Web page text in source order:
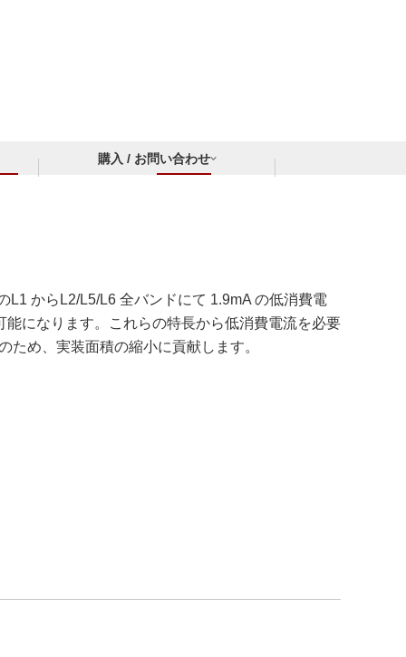
購入 / お問い合わせ
からL2/L5/L6 全バンドにて 1.9mA の低消費電
になります。これらの特長から低消費電流を必要
め、実装面積の縮小に貢献します。